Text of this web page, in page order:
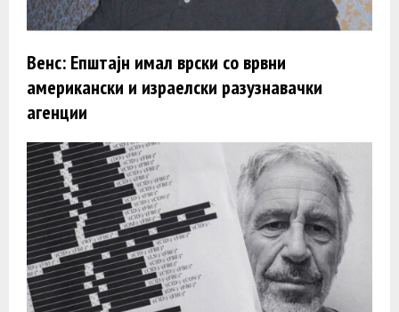
Венс: Епштајн имал врски со врвни
американски и израелски разузнавачки
агенции